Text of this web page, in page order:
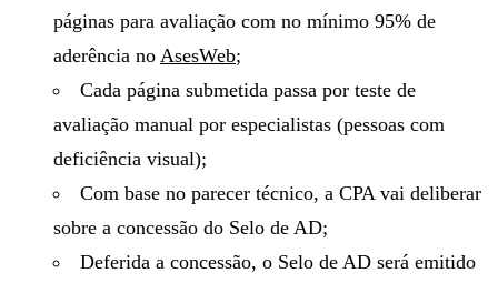
páginas para avaliação com no mínimo 95% de
aderência no AsesWeb;
Cada página submetida passa por teste de
avaliação manual por especialistas (pessoas com
deficiência visual);
Com base no parecer técnico, a CPA vai deliberar
sobre a concessão do Selo de AD;
Deferida a concessão, o Selo de AD será emitido